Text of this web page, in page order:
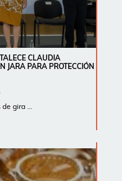
CLAUDIA
JARA PARA PROTECCIÓN
de gira …